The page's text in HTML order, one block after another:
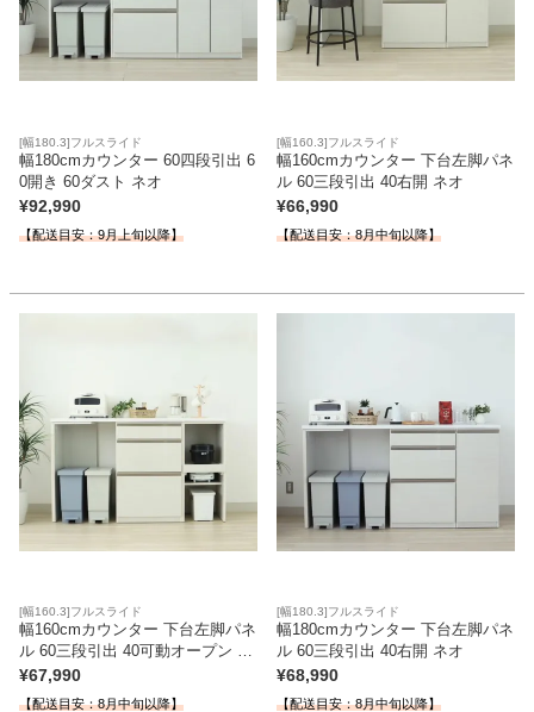
[幅180.3]フルスライド
幅180cmカウンター 60四段引出 6
0開き 60ダスト ネオ
¥92,990
【配送目安：9月上旬以降】
[幅160.3]フルスライド
幅160cmカウンター 下台左脚パネ
ル 60三段引出 40右開 ネオ
¥66,990
【配送目安：8月中旬以降】
[幅160.3]フルスライド
幅160cmカウンター 下台左脚パネ
ル 60三段引出 40可動オープン ネ
オ
¥67,990
【配送目安：8月中旬以降】
[幅180.3]フルスライド
幅180cmカウンター 下台左脚パネ
ル 60三段引出 40右開 ネオ
¥68,990
【配送目安：8月中旬以降】